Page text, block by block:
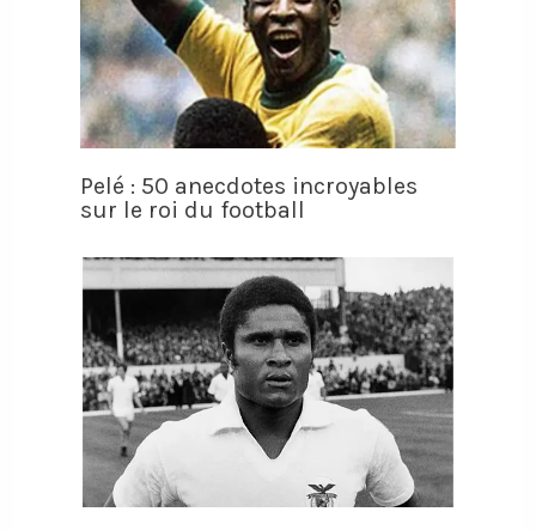
Pelé : 50 anecdotes incroyables
sur le roi du football